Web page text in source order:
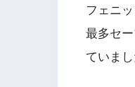
フェニ
最多セ
ていまし